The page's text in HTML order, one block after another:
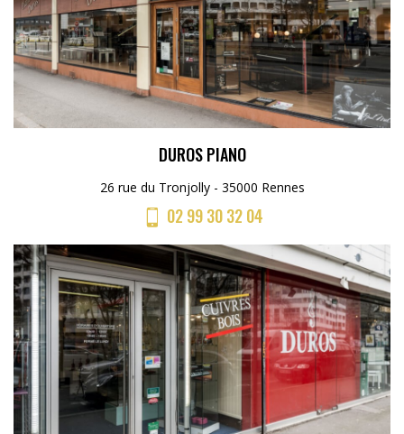
DUROS PIANO
26 rue du Tronjolly - 35000 Rennes
02 99 30 32 04